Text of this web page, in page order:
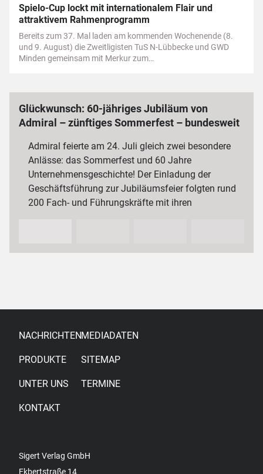
Spielo-Cup lockt mit internationalem Flair und
attraktivem Rahmenprogramm
Bereits zum 37. Mal laden am kommenden Wochenende (8.
und 9. August) die Zweitligisten TuS N-Lübbecke und GWD
Minden gemeinsam mit Merkur zum…
Glückwunsch: 60-jähriges Jubiläum von
Admiral – zünftiges Sommerfest – bundesweit
Admiral feierte am 24. Juli gleich zwei besondere
Anlässe: das Sommerfest und 60 Jahre
Unternehmensgeschichte! Der Einladung der
Geschäftsführung zur Jubiläumsfeier folgten rund
200 Fach- und Führungskräfte mit ihren
NACHRICHTEN
PRODUKTE
UNTER UNS
KONTAKT
MEDIADATEN
SITEMAP
TERMINE
Sigert Verlag GmbH
Ekbertstraße 14